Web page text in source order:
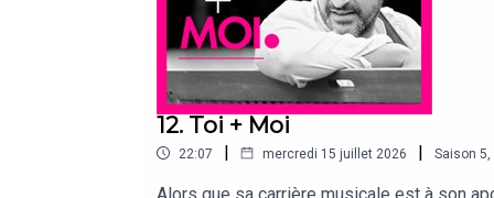
12. Toi + Moi
22:07 | mercredi 15 juillet 2026 | Saison 5
Alors que sa carrière musicale est à son